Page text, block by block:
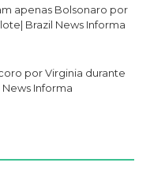
apenas Bolsonaro por
Brazil News Informa
por Virginia durante
News Informa